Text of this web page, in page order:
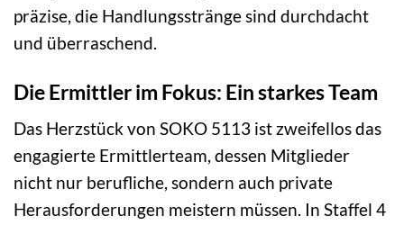
präzise, die Handlungsstränge sind durchdacht
und überraschend.
Die Ermittler im Fokus: Ein starkes Team
Das Herzstück von SOKO 5113 ist zweifellos das
engagierte Ermittlerteam, dessen Mitglieder
nicht nur berufliche, sondern auch private
Herausforderungen meistern müssen. In Staffel 4